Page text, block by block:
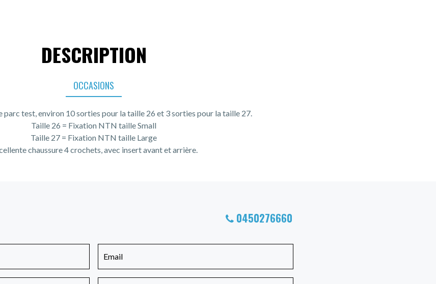
DESCRIPTION
OCCASIONS
parc test, environ 10 sorties pour la taille 26 et 3 sorties pour la taille 27.
Taille 26 = Fixation NTN taille Small
Taille 27 = Fixation NTN taille Large
chaussure 4 crochets, avec insert avant et arrière.
0450276660